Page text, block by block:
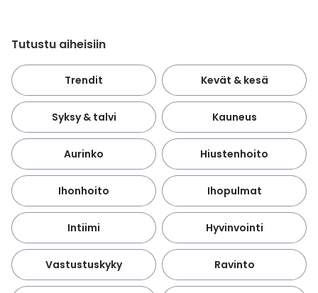
Tutustu aiheisiin
Trendit Kevät & kesä
Syksy & talvi Kauneus
Aurinko Hiustenhoito
Ihonhoito Ihopulmat
Intiimi Hyvinvointi
Vastustuskyky Ravinto